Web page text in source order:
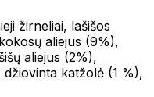
žirneliai, lašišos
aliejus (9%),
aliejus (2%),
katžolė (1 %),